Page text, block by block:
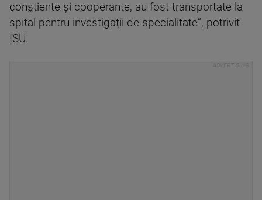
conștiente și cooperante, au fost transportate la
spital pentru investigații de specialitate”, potrivit
ISU.